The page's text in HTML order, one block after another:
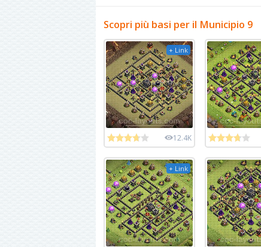
Scopri più basi per il Municipio 9
+ Link
12.4K
+ Link